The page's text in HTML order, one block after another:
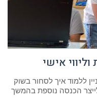
אישי
ללמוד איך לסחור בשוק
הכנסה נוספת בהמשך